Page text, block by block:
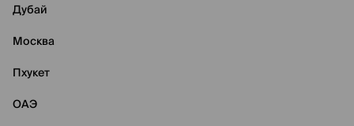
Дубай
Москва
Пхукет
ОАЭ